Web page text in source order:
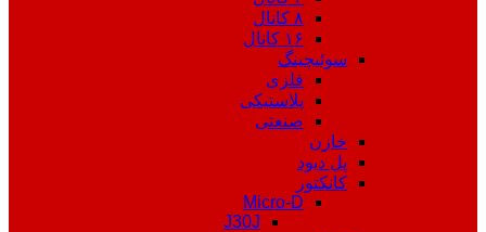
۸ کانال
۱۶ کانال
سوئیچینگ
فلزی
پلاستیکی
صنعتی
خازن
پل دیود
کانکتور
Micro-D
J30J